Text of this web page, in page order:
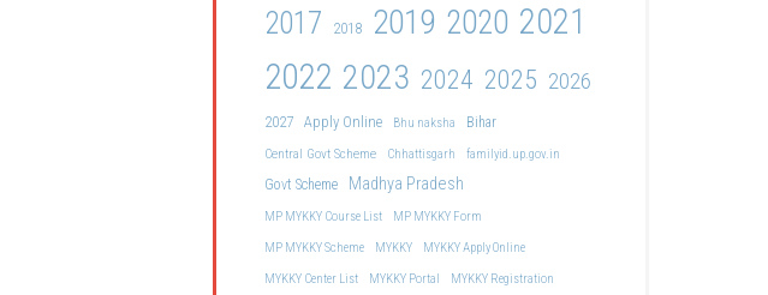
2017 2018 2019 2020 2021
2022 2023 2024 2025 2026
2027 Apply Online Bhu naksha
Bihar
Central Govt Scheme
Chhattisgarh familyid.up.gov.in
Govt Scheme Madhya Pradesh
MP MYKKY Course List
MP MYKKY Form
MP MYKKY Scheme
MYKKY
MYKKY Apply Online
MYKKY Center List
MYKKY Portal
MYKKY Registration